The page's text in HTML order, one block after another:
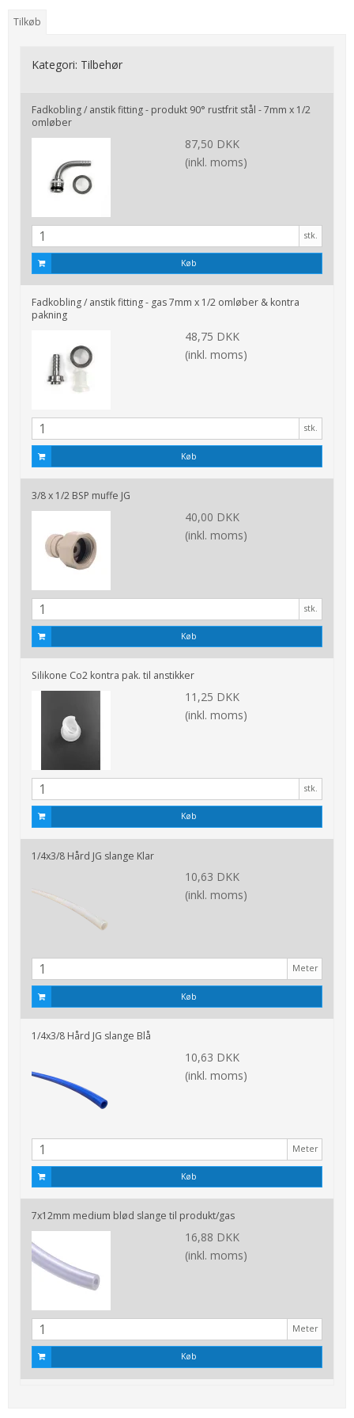
Tilkøb
Kategori: Tilbehør
Fadkobling / anstik fitting - produkt 90° rustfrit stål - 7mm x 1/2
omløber
87,50 DKK
(inkl. moms)
stk.
Køb
Fadkobling / anstik fitting - gas 7mm x 1/2 omløber & kontra
pakning
48,75 DKK
(inkl. moms)
stk.
Køb
3/8 x 1/2 BSP muffe JG
40,00 DKK
(inkl. moms)
stk.
Køb
Silikone Co2 kontra pak. til anstikker
11,25 DKK
(inkl. moms)
stk.
Køb
1/4x3/8 Hård JG slange Klar
10,63 DKK
(inkl. moms)
Meter
Køb
1/4x3/8 Hård JG slange Blå
10,63 DKK
(inkl. moms)
Meter
Køb
7x12mm medium blød slange til produkt/gas
16,88 DKK
(inkl. moms)
Meter
Køb